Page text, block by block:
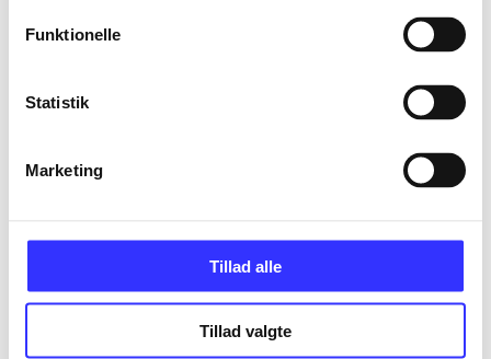
Funktionelle
Statistik
Marketing
Tillad alle
Tillad valgte